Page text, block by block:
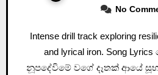
No
Intense drill track exploring resilience, cosmic destiny,
and lyrical iron. Song
නූපදේවිමේ වගේ දෑතක් ආයේ